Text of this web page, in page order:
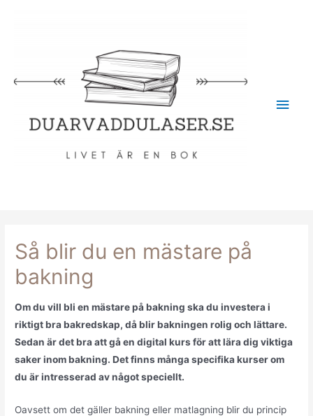
Så blir du en mästare på
bakning
Om du vill bli en mästare på bakning ska du investera i
riktigt bra bakredskap, då blir bakningen rolig och lättare.
Sedan är det bra att gå en digital kurs för att lära dig viktiga
saker inom bakning. Det finns många specifika kurser om
du är intresserad av något speciellt.
Oavsett om det gäller bakning eller matlagning blir du princip